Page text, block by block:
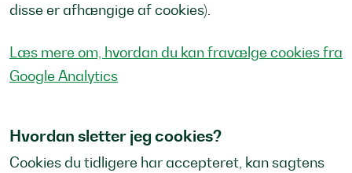
disse er afhængige af cookies).
Læs mere om, hvordan du kan fravælge cookies fra
Google Analytics
Hvordan sletter jeg cookies?
Cookies du tidligere har accepteret, kan sagtens